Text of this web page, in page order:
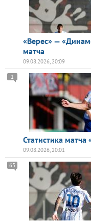
«Верес» —
матча
09.08.2026, 20:09
Статистика
1
09.08.2026, 20:01
65